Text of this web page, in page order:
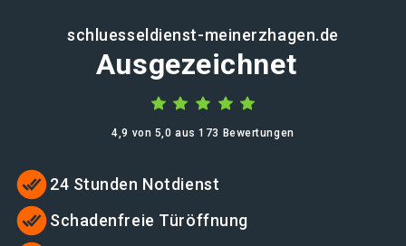
schluesseldienst-meinerzhagen.de
Ausgezeichnet
4,9 von 5,0 aus 173 Bewertungen
24 Stunden Notdienst
Schadenfreie Türöffnung